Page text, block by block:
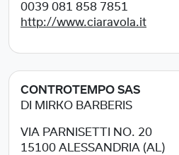
0039 081 858 7851
http://www.ciaravola.it
CONTROTEMPO SAS
DI MIRKO BARBERIS
VIA PARNISETTI NO. 20
15100 ALESSANDRIA (AL)